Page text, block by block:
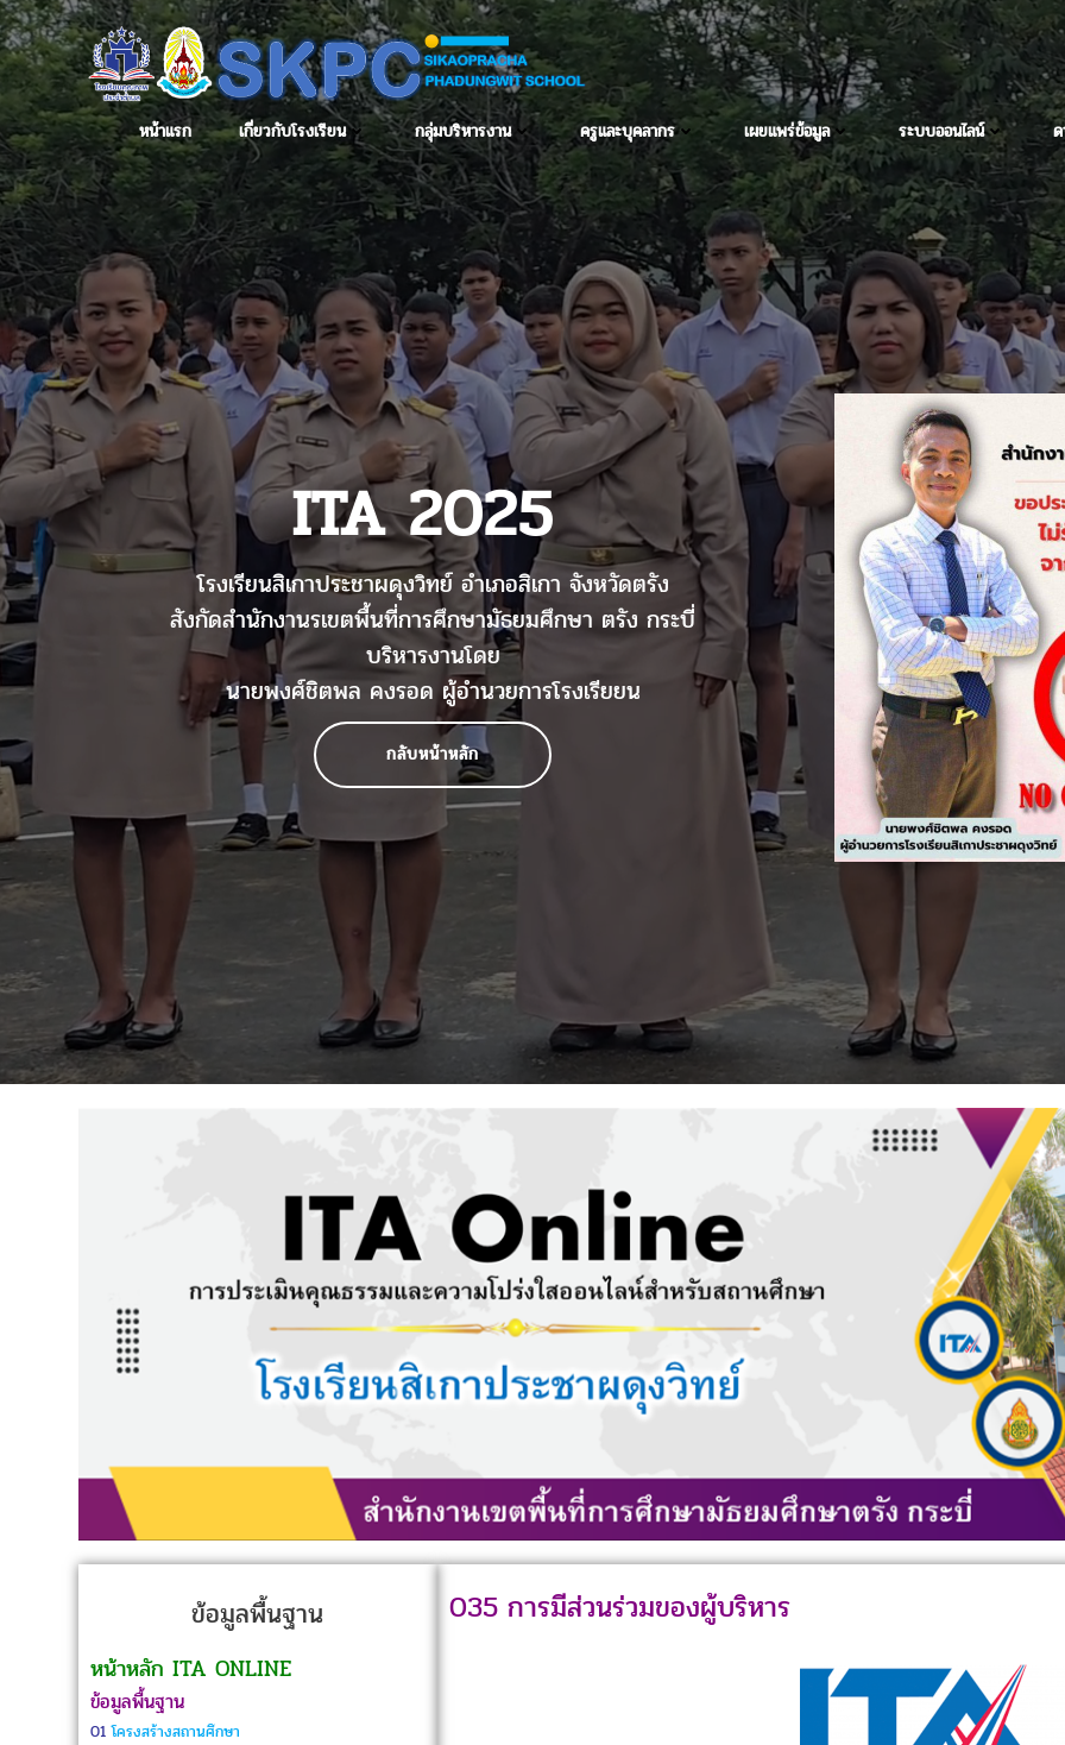
หน้าแรก เกี่ยวกับโรงเรียน กลุ่มบริหารงาน ครูและบุคลากร เผยแพร่ข้อมูล ระบบออนไลน์
ITA 2025
โรงเรียนสิเกาประชาผดุงวิทย์ อำเภอสิเกา จังหวัดตรัง
สังกัดสำนักงานรเขตพื้นที่การศึกษามัธยมศึกษา ตรัง กระบี่
บริหารงานโดย
นายพงศ์ชิตพล คงรอด ผู้อำนวยการโรงเรียยน
กลับหน้าหลัก
ข้อมูลพื้นฐาน
หน้าหลัก ITA ONLINE
ข้อมูลพื้นฐาน
01โครงสร้างสถานศึกษา
035 การมีส่วนร่วมของผู้บริหาร